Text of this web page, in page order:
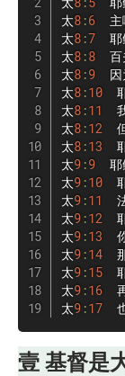
太8 :6
主
太8 :7
耶
太8 :8
百
太8 :9
因
太8 :10
太8 :11
太8 :12
太8 :13
太9 :9
耶
太9 :10
太9 :11
太9 :12
太9 :13
太9 :14
太9 :15
太9 :16
太9 :17
壹 基督是